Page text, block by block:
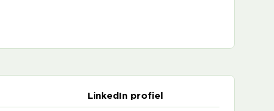
LinkedIn profiel